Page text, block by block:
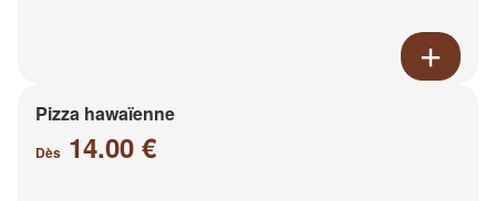
Pizza hawaïenne
Dès 14.00 €